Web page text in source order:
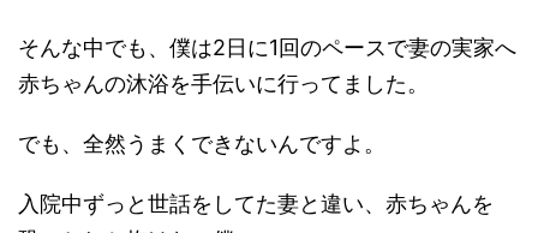
そんな中でも、僕は2日に1回のペースで妻の実家へ
赤ちゃんの沐浴を手伝いに行ってました。
でも、全然うまくできないんですよ。
入院中ずっと世話をしてた妻と違い、赤ちゃんを